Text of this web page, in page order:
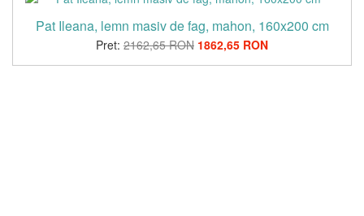
Pat Ileana, lemn masiv de fag, mahon, 160x200 cm
Pret: 2162,65 RON 1862,65 RON